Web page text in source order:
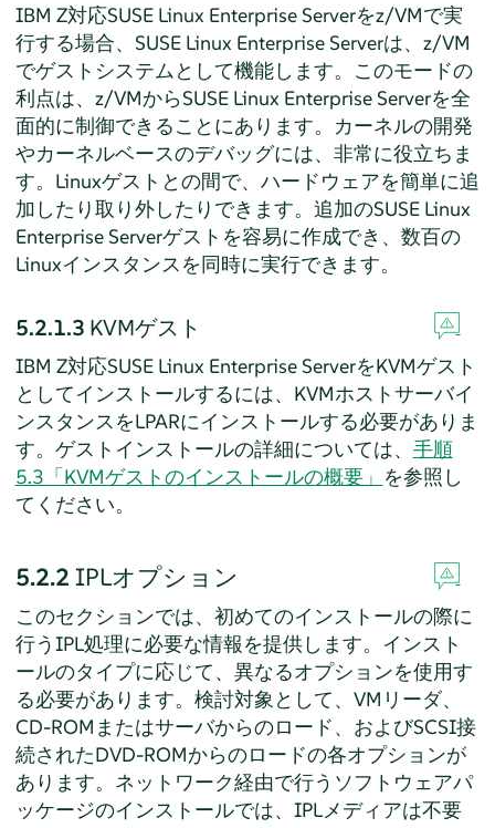
IBM Z対応SUSE Linux Enterprise Serverをz/VMで実
行する場合、 SUSE Linux Enterprise Serverは、z/VM
でゲストシステムとして機能します。このモードの
利点は、z/VMからSUSE Linux Enterprise Serverを全
面的に制御できることにあります。カーネルの開発
やカーネルベースのデバッグには、非常に役立ちま
す。Linuxゲストとの間で、ハードウェアを簡単に追
加したり取り外したりできます。追加のSUSE Linux
Enterprise Serverゲストを容易に作成でき、数百の
Linuxインスタンスを同時に実行できます。
5.2.1.3 KVMゲスト
IBM Z対応SUSE Linux Enterprise ServerをKVMゲスト
としてインストールするには、KVMホストサーバイ
ンスタンスをLPARにインストールする必要がありま
す。ゲストインストールの詳細については、 手順
5.3「KVMゲストのインストールの概要」 を参照し
てください。
5.2.2 IPLオプション
このセクションでは、初めてのインストールの際に
行うIPL処理に必要な情報を提供します。インスト
ールのタイプに応じて、異なるオプションを使用す
る必要があります。検討対象として、VMリーダ、
CD-ROMまたはサーバからのロード、およびSCSI接
続されたDVD-ROMからのロードの各オプションが
あります。ネットワーク経由で行うソフトウェアパ
ッケージのインストールでは、IPLメディアは不要